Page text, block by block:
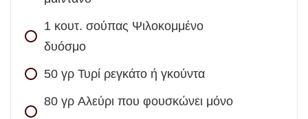
1 κουτ. σούπας Ψιλοκομμένο
δυόσμο
50 γρ Τυρί ρεγκάτο ή γκούντα
80 γρ Αλεύρι που φουσκώνει μόνο